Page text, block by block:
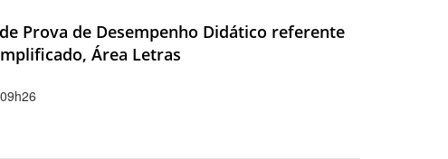
Prova de Desempenho Didático referente
Área Letras